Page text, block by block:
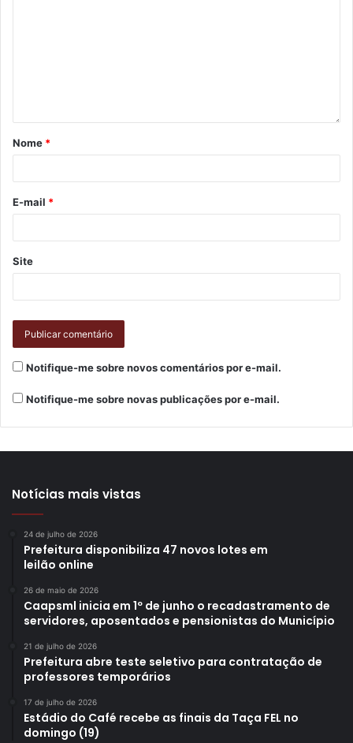
Nome *
E-mail *
Site
Notifique-me sobre novos comentários por e-mail.
Notifique-me sobre novas publicações por e-mail.
Notícias mais vistas
24 de julho de 2026
Prefeitura disponibiliza 47 novos lotes em
leilão online
26 de maio de 2026
Caapsml inicia em 1º de junho o recadastramento de
servidores, aposentados e pensionistas do Município
21 de julho de 2026
Prefeitura abre teste seletivo para contratação de
professores temporários
17 de julho de 2026
Estádio do Café recebe as finais da Taça FEL no
domingo (19)